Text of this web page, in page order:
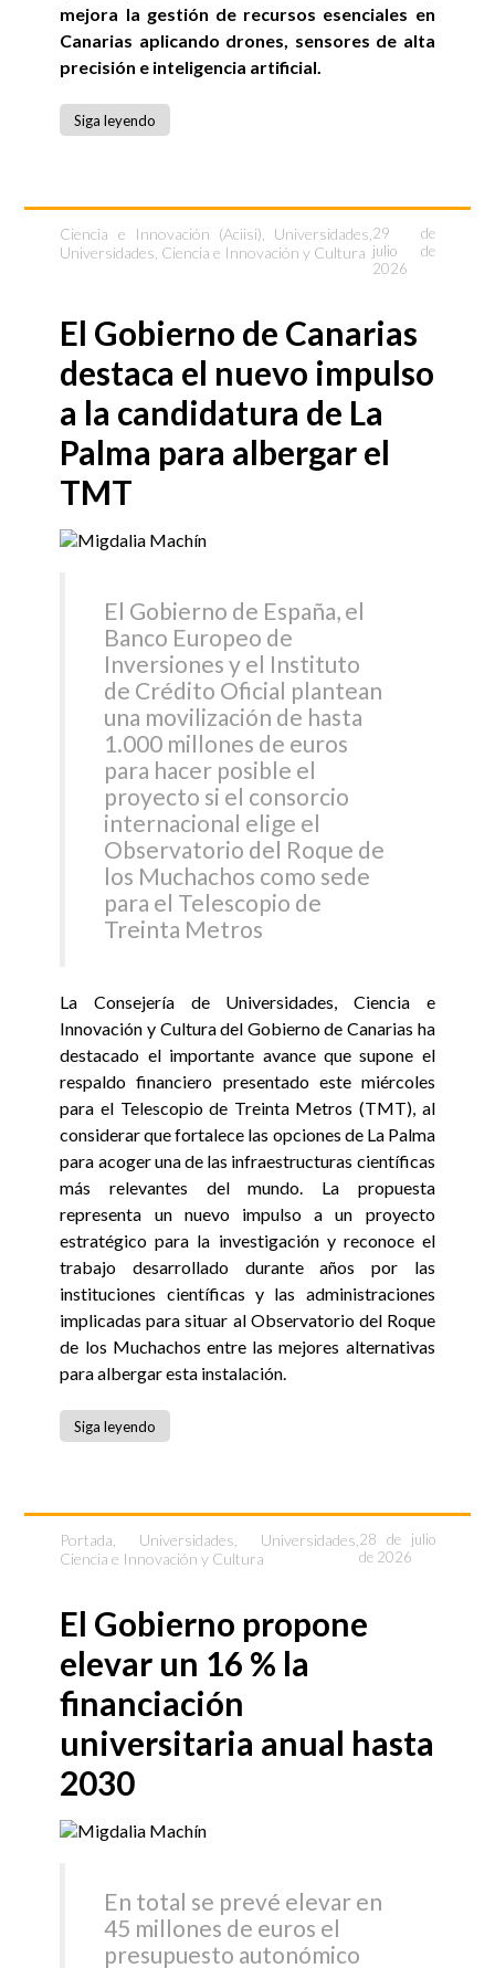
mejora la gestión de recursos esenciales en
Canarias aplicando drones, sensores de alta
precisión e inteligencia artificial.
Siga leyendo
Ciencia e Innovación (Aciisi) Universidades
Universidades, Ciencia e Innovación y Cultura
29 de
julio de
2026
El Gobierno de Canarias
destaca el nuevo impulso
a la candidatura de La
Palma para albergar el
TMT
El Gobierno de España, el
Banco Europeo de
Inversiones y el Instituto
de Crédito Oficial plantean
una movilización de hasta
1.000 millones de euros
para hacer posible el
proyecto si el consorcio
internacional elige el
Observatorio del Roque de
los Muchachos como sede
para el Telescopio de
Treinta Metros
La Consejería de Universidades, Ciencia e
Innovación y Cultura del Gobierno de Canarias ha
destacado el importante avance que supone el
respaldo financiero presentado este miércoles
para el Telescopio de Treinta Metros (TMT), al
considerar que fortalece las opciones de La Palma
para acoger una de las infraestructuras científicas
más relevantes del mundo. La propuesta
representa un nuevo impulso a un proyecto
estratégico para la investigación y reconoce el
trabajo desarrollado durante años por las
instituciones científicas y las administraciones
implicadas para situar al Observatorio del Roque
de los Muchachos entre las mejores alternativas
para albergar esta instalación.
Siga leyendo
Portada Universidades
Universidades,
Ciencia e Innovación y Cultura
28 de julio
de 2026
El Gobierno propone
elevar un 16 % la
financiación
universitaria anual hasta
2030
En total se prevé elevar en
45 millones de euros el
presupuesto autonómico